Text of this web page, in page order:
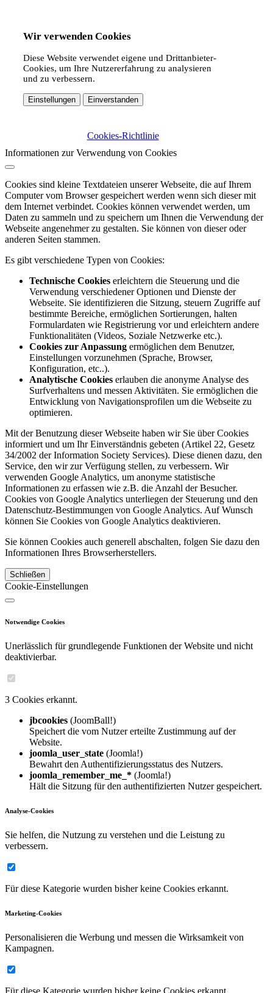
Wir verwenden Cookies
Diese Website verwendet eigene und Drittanbieter-
Cookies, um Ihre Nutzererfahrung zu analysieren
und zu verbessern.
Einstellungen Einverstanden
Cookies-Richtlinie
Informationen zur Verwendung von Cookies
Cookies sind kleine Textdateien unserer Webseite, die auf Ihrem
Computer vom Browser gespeichert werden wenn sich dieser mit
dem Internet verbindet. Cookies können verwendet werden, um
Daten zu sammeln und zu speichern um Ihnen die Verwendung der
Webseite angenehmer zu gestalten. Sie können von dieser oder
anderen Seiten stammen.
Es gibt verschiedene Typen von Cookies:
Technische Cookies erleichtern die Steuerung und die
Verwendung verschiedener Optionen und Dienste der
Webseite. Sie identifizieren die Sitzung, steuern Zugriffe auf
bestimmte Bereiche, ermöglichen Sortierungen, halten
Formulardaten wie Registrierung vor und erleichtern andere
Funktionalitäten (Videos, Soziale Netzwerke etc.).
Cookies zur Anpassung ermöglichen dem Benutzer,
Einstellungen vorzunehmen (Sprache, Browser,
Konfiguration, etc..).
Analytische Cookies erlauben die anonyme Analyse des
Surfverhaltens und messen Aktivitäten. Sie ermöglichen die
Entwicklung von Navigationsprofilen um die Webseite zu
optimieren.
Mit der Benutzung dieser Webseite haben wir Sie über Cookies
informiert und um Ihr Einverständnis gebeten (Artikel 22, Gesetz
34/2002 der Information Society Services). Diese dienen dazu, den
Service, den wir zur Verfügung stellen, zu verbessern. Wir
verwenden Google Analytics, um anonyme statistische
Informationen zu erfassen wie z.B. die Anzahl der Besucher.
Cookies von Google Analytics unterliegen der Steuerung und den
Datenschutz-Bestimmungen von Google Analytics. Auf Wunsch
können Sie Cookies von Google Analytics deaktivieren.
Sie können Cookies auch generell abschalten, folgen Sie dazu den
Informationen Ihres Browserherstellers.
Schließen
Cookie-Einstellungen
Notwendige Cookies
Unerlässlich für grundlegende Funktionen der Website und nicht
deaktivierbar.
3 Cookies erkannt.
jbcookies (JoomBall!)
Speichert die vom Nutzer erteilte Zustimmung auf der
Website.
joomla_user_state (Joomla!)
Bewahrt den Authentifizierungsstatus des Nutzers.
joomla_remember_me_* (Joomla!)
Hält die Sitzung für den authentifizierten Nutzer gespeichert.
Analyse-Cookies
Sie helfen, die Nutzung zu verstehen und die Leistung zu
verbessern.
Für diese Kategorie wurden bisher keine Cookies erkannt.
Marketing-Cookies
Personalisieren die Werbung und messen die Wirksamkeit von
Kampagnen.
Für diese Kategorie wurden bisher keine Cookies erkannt.